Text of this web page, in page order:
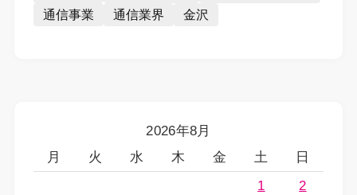
通信事業
通信業界 金沢
2026年8月
月
火 水 木 金 土
日
1
2